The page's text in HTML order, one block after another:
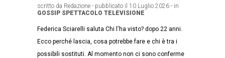
scritto da Redazione - pubblicato il 10 Luglio 2026 - in
GOSSIP SPETTACOLO TELEVISIONE
Federica Sciarelli saluta Chi l'ha visto? dopo 22 anni.
Ecco perché lascia, cosa potrebbe fare e chi è tra i
possibili sostituti. Al momento non ci sono conferme